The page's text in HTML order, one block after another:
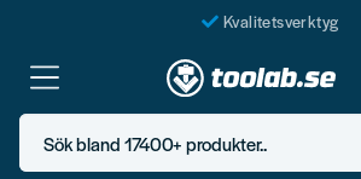
Kvalitetsverktyg
Fraktfritt över 999 SEK*
En järnhandel för alla
Butik i Göteborg
Sök bland 17400+ produkter..